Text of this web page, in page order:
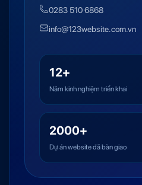
0283 510 6868
info@123website.com.vn
12+
Năm kinh nghiệm triển khai
2000+
Dự án website đã bàn giao